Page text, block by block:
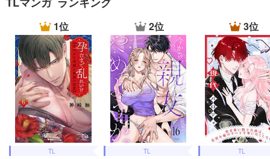
1位
TL
2位
TL
3位
TL